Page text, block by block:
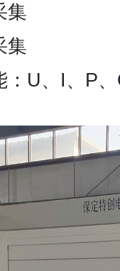
集
集
：U、I、P